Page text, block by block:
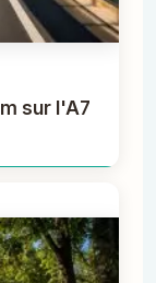
sur l'A7